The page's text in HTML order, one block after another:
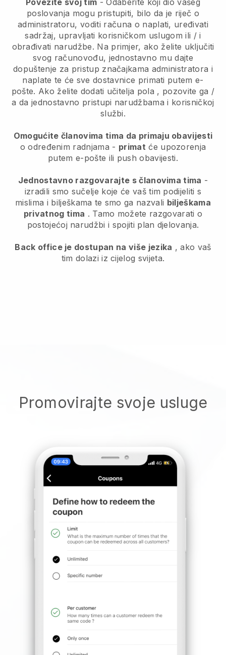
poslovanja mogu pristupiti, bilo da je riječ o
administratoru, voditi računa o naplati, uređivati
sadržaj, upravljati korisničkom uslugom ili / i
obrađivati narudžbe. Na primjer, ako želite uključiti
svog računovođu, jednostavno mu dajte
dopuštenje za pristup značajkama administratora i
naplate te će sve dostavnice primati putem e-
pošte. Ako želite dodati učitelja pola , pozovite ga /
a da jednostavno pristupi narudžbama i korisničkoj
službi.
Omogućite članovima tima da primaju obavijesti
o određenim radnjama - primat će upozorenja
putem e-pošte ili push obavijesti.
Jednostavno razgovarajte s članovima tima -
izradili smo sučelje koje će vaš tim podijeliti s
mislima i bilješkama te smo ga nazvali bilješkama
privatnog tima . Tamo možete razgovarati o
postojećoj narudžbi i spojiti plan djelovanja.
Back office je dostupan na više jezika , ako vaš
tim dolazi iz cijelog svijeta.
Promovirajte svoje usluge